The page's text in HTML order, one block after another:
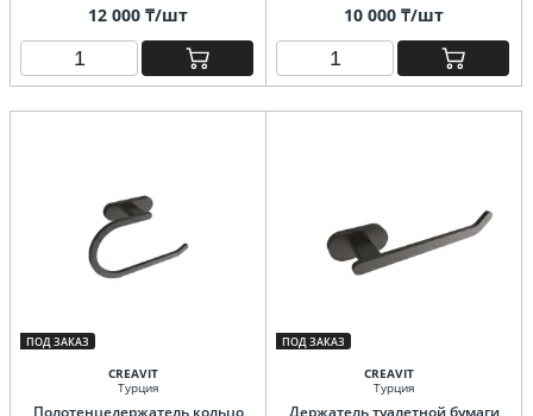
12 000 ₸/шт 10 000 ₸/шт
ПОД ЗАКАЗ
CREAVIT
Турция
Полотенцедержатель кольцо
ПОД ЗАКАЗ
CREAVIT
Турция
Держатель туалетной бумаги